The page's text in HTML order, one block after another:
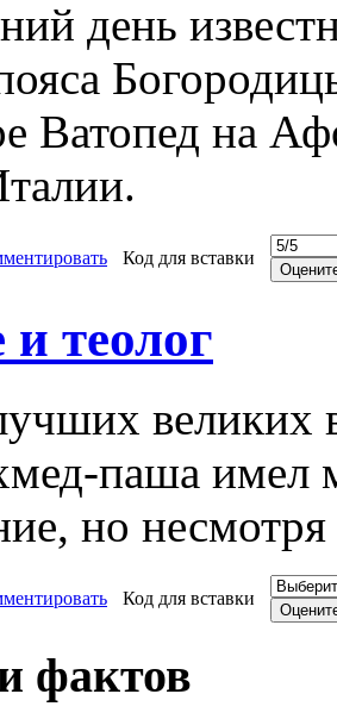
день
Ватопед на
Код для вставки
и теолог
великих
паша имел
но
Код для вставки
фактов